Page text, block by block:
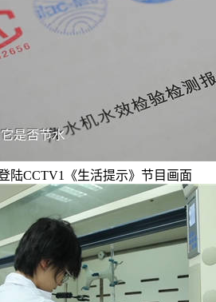
陆CCTV1《生活提示》节目画面